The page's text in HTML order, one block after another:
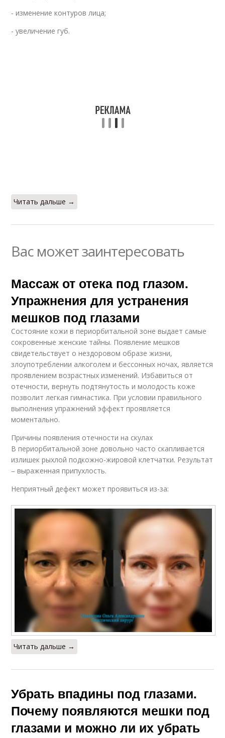
- изменение контуров лица;
- увеличение губ.
Читать дальше →
Вас может заинтересовать
Массаж от отека под глазом.
Упражнения для устранения
мешков под глазами
Состояние кожи в периорбитальной зоне выдает самые
сокровенные женские тайны. Появление мешков
свидетельствует о нездоровом образе жизни,
злоупотреблении алкоголем и бессонных ночах, является
проявлением возрастных изменений. Избавиться от
отечности, вернуть подтянутость и молодость коже
позволит легкая гимнастика. При условии правильного
выполнения упражнений эффект проявляется
моментально.
Причины появления отечности на скулах
В периорбитальной зоне довольно часто скапливается
излишек рыхлой подкожно-жировой клетчатки. Результат
– выраженная припухлость.
Неприятный дефект может проявиться из-за:
Читать дальше →
Убрать впадины под глазами.
Почему появляются мешки под
глазами и можно ли их убрать